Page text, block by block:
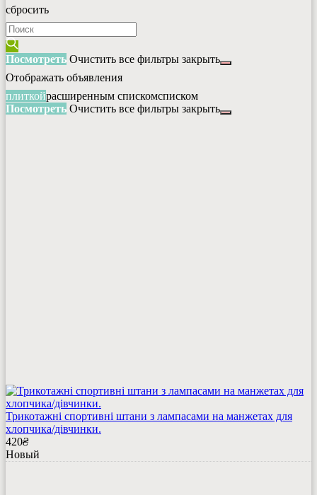
сбросить
Посмотреть Очистить все фильтры закрыть
Отображать объявления
плиткойрасширенным спискомсписком
Посмотреть Очистить все фильтры закрыть
Трикотажні спортивні штани з лампасами на манжетах для
хлопчика/дівчинки.
420₴
Новый